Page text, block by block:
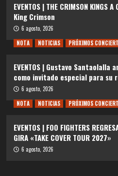
EVENTOS | THE CRIMSON
King Crimson
6 agosto, 2026
NOTA
NOTICIAS PRÓXIMOS
EVENTOS | Gustavo Santaolalla
como invitado especial para su
6 agosto, 2026
NOTA
NOTICIAS PRÓXIMOS
EVENTOS | FOO FIGHTERS
GIRA «TAKE COVER TOUR 2027»
6 agosto, 2026